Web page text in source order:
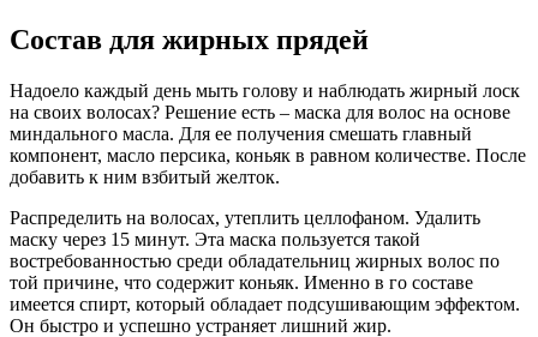
Состав для жирных прядей
Надоело каждый день мыть голову и наблюдать жирный лоск
на своих волосах? Решение есть – маска для волос на основе
миндального масла. Для ее получения смешать главный
компонент, масло персика, коньяк в равном количестве. После
добавить к ним взбитый желток.
Распределить на волосах, утеплить целлофаном. Удалить
маску через 15 минут. Эта маска пользуется такой
востребованностью среди обладательниц жирных волос по
той причине, что содержит коньяк. Именно в го составе
имеется спирт, который обладает подсушивающим эффектом.
Он быстро и успешно устраняет лишний жир.